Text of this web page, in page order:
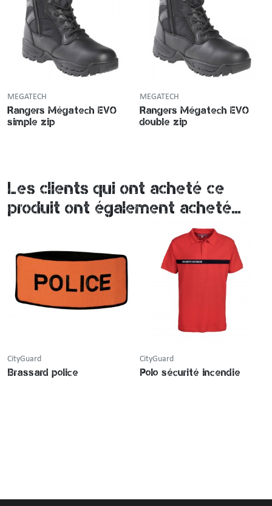
MEGATECH
Rangers Mégatech EVO
simple zip
MEGATECH
Rangers Mégatech EVO
double zip
Les clients qui ont acheté ce
produit ont également acheté...
CityGuard
Brassard police
CityGuard
Polo sécurité incendie